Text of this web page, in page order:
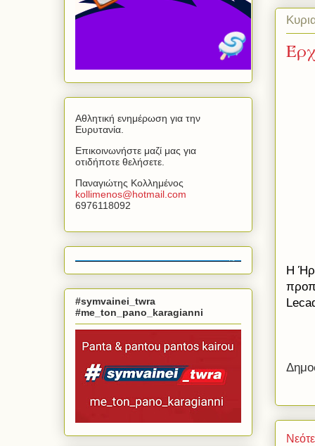
Η
Αθλητική ενημέρωση για την
Ευρυτανία.
Επικοινωνήστε μαζί μας για
οτιδήποτε θελήσετε.
Παναγιώτης Κολλημένος
kollimenos@hotmail com
6976118092
#symvainei_twra
#me_ton_pano_karagianni